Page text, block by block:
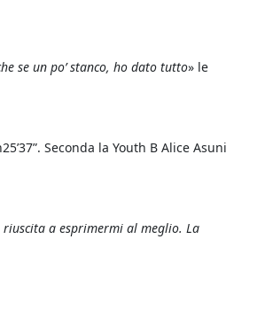
se un po’ stanco, ho dato tutto» le
Seconda la Youth B Alice Asuni
a esprimermi al meglio. La